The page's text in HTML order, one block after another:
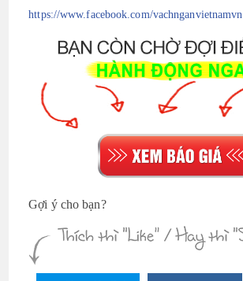
https://www.facebook.com/vachnganvietnamvn
Gợi ý cho bạn?